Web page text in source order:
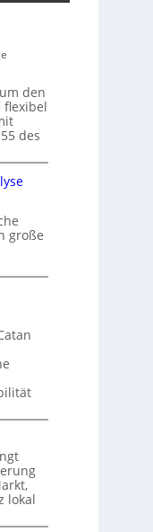
den
flexibel
des
große
lokal